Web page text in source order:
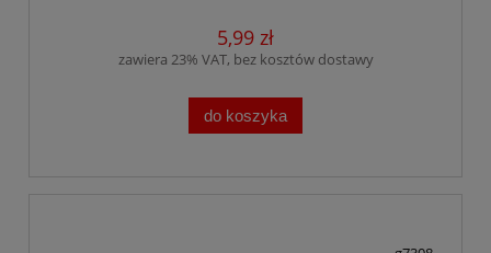
5,99 zł
zawiera 23% VAT, bez kosztów dostawy
do koszyka